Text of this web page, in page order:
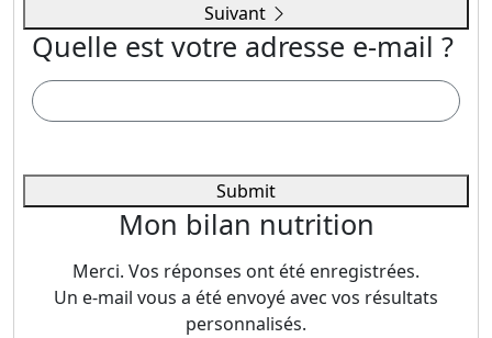
Suivant
Quelle est votre adresse e-mail ?
Submit
Mon bilan nutrition
Merci. Vos réponses ont été enregistrées.
Un e-mail vous a été envoyé avec vos résultats
personnalisés.